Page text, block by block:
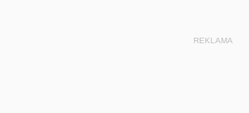
REKLAMA